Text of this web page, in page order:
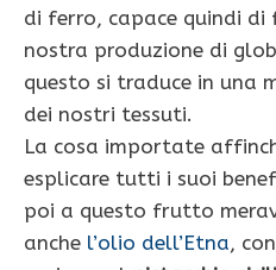
di ferro, capace quindi
nostra produzione di
questo si traduce in una
dei nostri tessuti.
La cosa importate
esplicare tutti i suoi
poi a questo frutto
anche l’olio dell’Etna,